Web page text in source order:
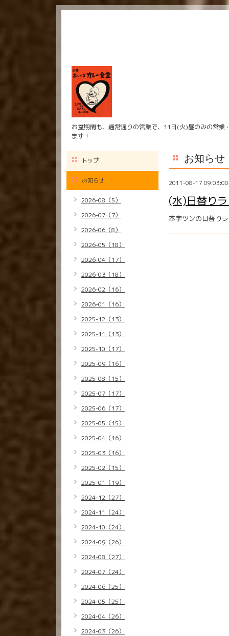
お盆期間も、通常通りの営業で、11日(火)昼のみの営
ます！
お知らせ
2011-08-17 09:03:00
(水)日替り
本字ツンの日替り
トップ
お知らせ
2026-08（5）
2026-07（7）
2026-06（8）
2026-05（18）
2026-04（17）
2026-03（18）
2026-02（16）
2026-01（16）
2025-12（13）
2025-11（13）
2025-10（17）
2025-09（16）
2025-08（15）
2025-07（17）
2025-06（17）
2025-05（15）
2025-04（16）
2025-03（16）
2025-02（15）
2025-01（19）
2024-12（27）
2024-11（24）
2024-10（24）
2024-09（26）
2024-08（27）
2024-07（24）
2024-06（25）
2024-05（25）
2024-04（26）
2024-03（26）